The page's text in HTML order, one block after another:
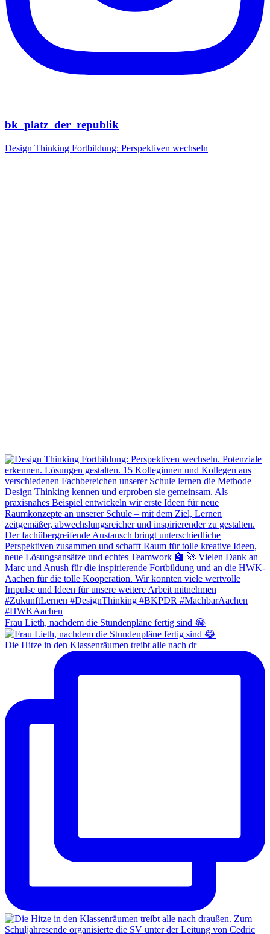
bk_platz_der_republik
Design Thinking Fortbildung: Perspektiven wechseln
Frau Lieth, nachdem die Stundenpläne fertig sind 😂
Die Hitze in den Klassenräumen treibt alle nach dr